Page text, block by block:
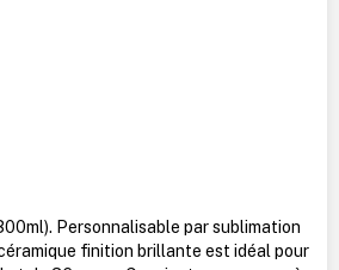
Personnalisable par sublimation
finition brillante est idéal pour